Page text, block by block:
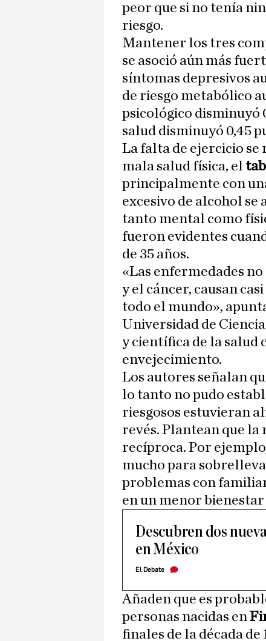
peor que si no tenía
riesgo.
Mantener los tres
se asoció aún más
síntomas depresivos
de riesgo metabólico
psicológico disminuyó
salud disminuyó 0,45
La falta de ejercicio
mala salud física, el
principalmente con
excesivo de alcohol se
tanto mental como
fueron evidentes
de 35 años.
«Las enfermedades
y el cáncer, causan
todo el mundo»,
Universidad de
y científica de la salud
envejecimiento.
Los autores señalan
lo tanto no pudo
riesgosos estuvieran
revés. Plantean que
recíproca. Por
mucho para
problemas con
en un menor
Descubren dos
en México
El Debate
Añaden que es
personas nacidas en
finales de la década de